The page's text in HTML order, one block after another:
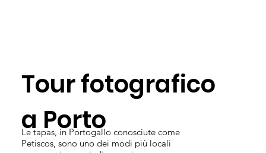
Le tapas, in Portogallo conosciute come
Petiscos, sono uno dei modi più locali
Tour fotografico
a Porto